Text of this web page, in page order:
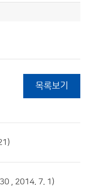
목록보기
, 2014. 7. 1)